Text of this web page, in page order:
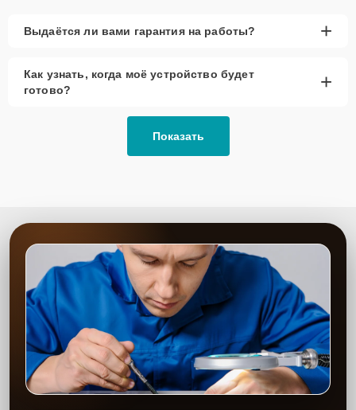
Выдаётся ли вами гарантия на работы? +
Как узнать, когда моё устройство будет
готово?
+
Показать